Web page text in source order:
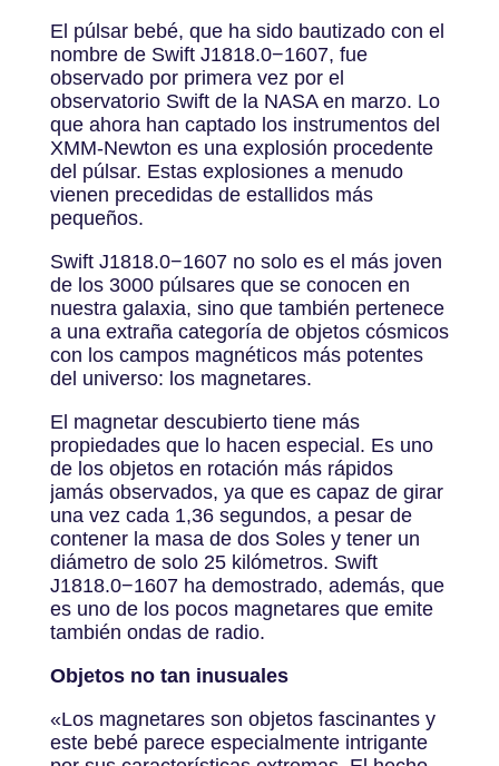
El púlsar bebé, que ha sido bautizado con el
nombre de Swift J1818.0−1607, fue
observado por primera vez por el
observatorio Swift de la NASA en marzo. Lo
que ahora han captado los instrumentos del
XMM-Newton es una explosión procedente
del púlsar. Estas explosiones a menudo
vienen precedidas de estallidos más
pequeños.
Swift J1818.0−1607 no solo es el más joven
de los 3000 púlsares que se conocen en
nuestra galaxia, sino que también pertenece
a una extraña categoría de objetos cósmicos
con los campos magnéticos más potentes
del universo: los magnetares.
El magnetar descubierto tiene más
propiedades que lo hacen especial. Es uno
de los objetos en rotación más rápidos
jamás observados, ya que es capaz de girar
una vez cada 1,36 segundos, a pesar de
contener la masa de dos Soles y tener un
diámetro de solo 25 kilómetros. Swift
J1818.0−1607 ha demostrado, además, que
es uno de los pocos magnetares que emite
también ondas de radio.
Objetos no tan inusuales
«Los magnetares son objetos fascinantes y
este bebé parece especialmente intrigante